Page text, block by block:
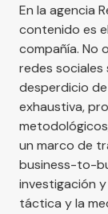
En la agencia
contenido es
compañía. No
redes sociales
desperdicio
exhaustiva,
un marco de
business-to-
investigación
táctica y la